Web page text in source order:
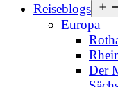
Reiseblogs
Europa
Der